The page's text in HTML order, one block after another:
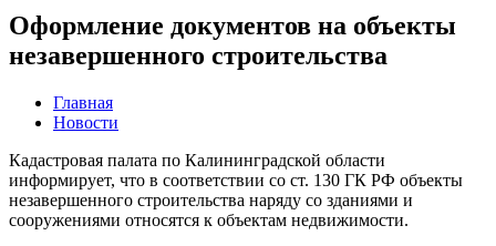
Оформление документов на объекты
незавершенного строительства
Главная
Новости
Кадастровая палата по Калининградской области
информирует, что в соответствии со ст. 130 ГК РФ объекты
незавершенного строительства наряду со зданиями и
сооружениями относятся к объектам недвижимости.